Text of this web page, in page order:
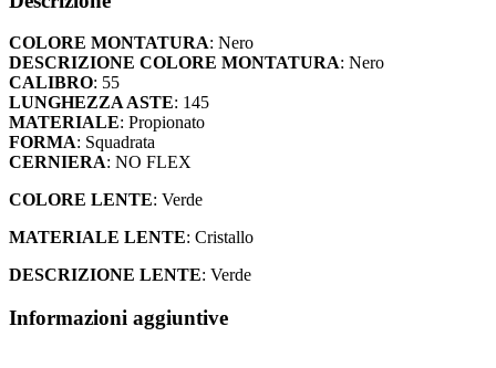
COLORE MONTATURA: Nero
DESCRIZIONE COLORE MONTATURA: Nero
CALIBRO: 55
LUNGHEZZA ASTE: 145
MATERIALE: Propionato
FORMA: Squadrata
CERNIERA: NO FLEX
COLORE LENTE: Verde
MATERIALE LENTE: Cristallo
DESCRIZIONE LENTE: Verde
Informazioni aggiuntive